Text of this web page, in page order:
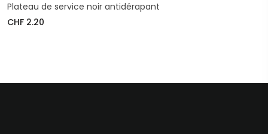
Plateau de service noir antidérapant
CHF 2.20